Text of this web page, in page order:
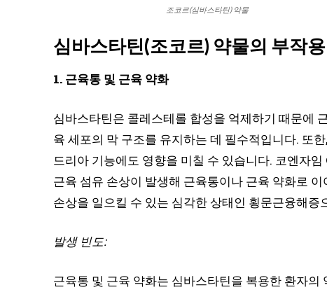
조코르(심바스타틴) 약물
심바스타틴(조코르) 약물의 부작용
1. 근육통 및 근육 약화
심바스타틴은 콜레스테롤 합성을 억제하기 때문에
육 세포의 막 구조를 유지하는 데 필수적입니다. 또
드리아 기능에도 영향을 미칠 수 있습니다. 코엔자
근육 섬유 손상이 발생해 근육통이나 근육 약화로
손상을 일으킬 수 있는 심각한 상태인 횡문근융해증
발생 빈도:
근육통 및 근육 약화는 심바스타틴을 복용한 환자